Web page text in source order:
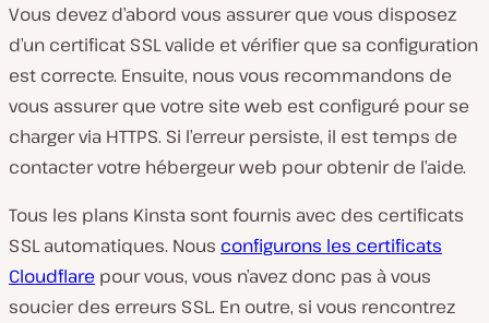
Vous devez d’abord vous assurer que vous disposez
d’un certificat SSL valide et vérifier que sa configuration
est correcte. Ensuite, nous vous recommandons de
vous assurer que votre site web est configuré pour se
charger via HTTPS. Si l’erreur persiste, il est temps de
contacter votre hébergeur web pour obtenir de l’aide.
Tous les plans Kinsta sont fournis avec des certificats
SSL automatiques. Nous configurons les certificats
Cloudflare pour vous, vous n’avez donc pas à vous
soucier des erreurs SSL. En outre, si vous rencontrez